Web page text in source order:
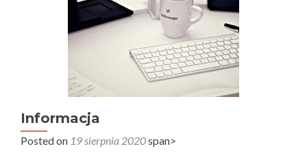
Informacja
Posted on 19 sierpnia 2020span>